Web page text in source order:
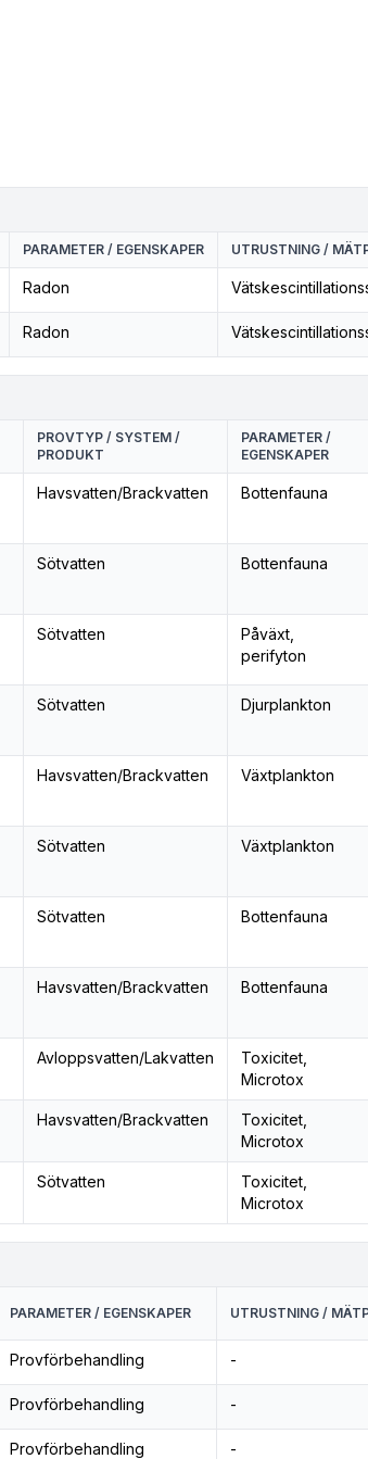
PARAMETER / EGENSKAPER UTRUSTNING /
Radon
Radon
PROVTYP / SYSTEM /
PRODUKT
PARAMETER /
EGENSKAPER
Havsvatten/Brackvatten Bottenfauna
Sötvatten Bottenfauna
Sötvatten
Påväxt,
perifyton
Sötvatten Djurplankton
Havsvatten/Brackvatten Växtplankton
Sötvatten Växtplankton
Sötvatten Bottenfauna
Havsvatten/Brackvatten Bottenfauna
Avloppsvatten/Lakvatten
Toxicitet,
Microtox
Havsvatten/Brackvatten
Toxicitet,
Microtox
Sötvatten
Toxicitet,
Microtox
PARAMETER / EGENSKAPER UTRUSTNING /
Provförbehandling -
Provförbehandling -
Provförbehandling -